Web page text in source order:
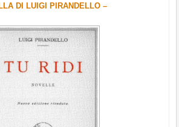
DI LUIGI PIRANDELLO –